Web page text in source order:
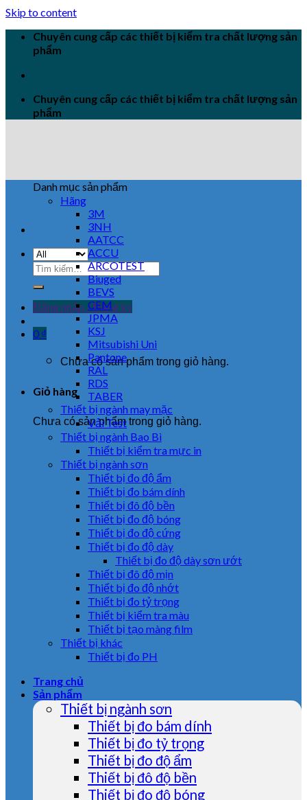
Skip to content
Chuyên cung cấp các thiết bị kiểm tra chất lượng sản
phẩm
Chuyên cung cấp các thiết bị kiểm tra chất lượng sản
phẩm
Đăng nhập / Đăng ký
0 ₫
Chưa có sản phẩm trong giỏ hàng.
Giỏ hàng
Chưa có sản phẩm trong giỏ hàng.
Danh mục sản phẩm
Hãng
3M
3NH
AATCC
ACCU
ARCOTEST
Biuged
BEVS
CEM
JPMA
KSJ
Mitsubishi Uni
Pantone
RAL
RDS
TABER
Thiết bị ngành may mặc
Vải Test
Thiết bị ngành Bao Bì
Thiết bị kiểm tra mực in
Thiết bị ngành sơn
Thiết bị đo độ ẩm
Thiết bị đo bám dính
Thiết bị đô độ bền
Thiết bị đo độ bóng
Thiết bị đo độ cứng
Thiết bị đo độ dày
Thiết bị đo độ dày sơn ướt
Thiết bị đô độ mịn
Thiết bị đo độ nhớt
Thiết bị đo tỷ trọng
Thiết bị kiểm tra màu
Thiết bị tạo màng film
Thiết bị khác
Thiết bị đo PH
Trang chủ
Sản phẩm
Thiết bị ngành sơn
Thiết bị đo bám dính
Thiết bị đo tỷ trọng
Thiết bị đo độ ẩm
Thiết bị đô độ bền
Thiết bị đo độ bóng